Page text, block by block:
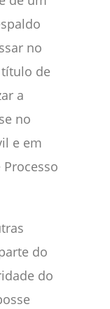
no
de
a
no
e em
do
do